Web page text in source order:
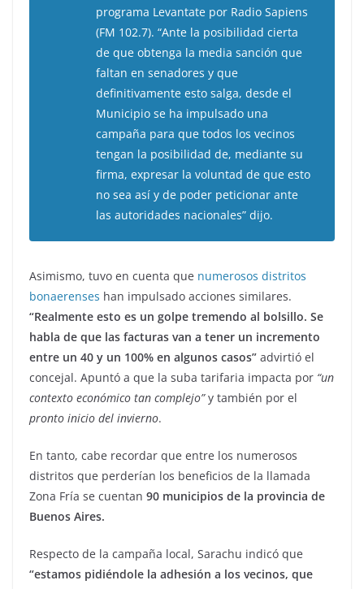
programa Levantate por Radio Sapiens
(FM 102.7). “Ante la posibilidad cierta
de que obtenga la media sanción que
faltan en senadores y que
definitivamente esto salga, desde el
Municipio se ha impulsado una
campaña para que todos los vecinos
tengan la posibilidad de, mediante su
firma, expresar la voluntad de que esto
no sea así y de poder peticionar ante
las autoridades nacionales” dijo.
Asimismo, tuvo en cuenta que numerosos distritos
bonaerenses han impulsado acciones similares.
“Realmente esto es un golpe tremendo al bolsillo. Se
habla de que las facturas van a tener un incremento
entre un 40 y un 100% en algunos casos” advirtió el
concejal. Apuntó a que la suba tarifaria impacta por “un
contexto económico tan complejo”y también por el
pronto inicio del invierno.
En tanto, cabe recordar que entre los numerosos
distritos que perderían los beneficios de la llamada
Zona Fría se cuentan 90 municipios de la provincia de
Buenos Aires.
Respecto de la campaña local, Sarachu indicó que
“estamos pidiéndole la adhesión a los vecinos, que